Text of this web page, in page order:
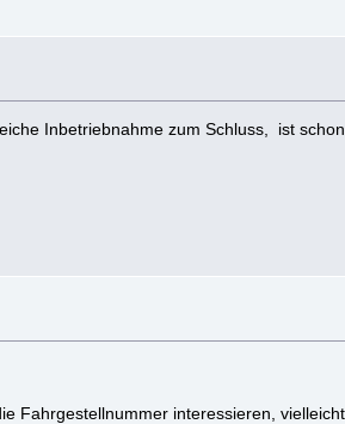
Inbetriebnahme zum Schluss, ist
Fahrgestellnummer interessieren,